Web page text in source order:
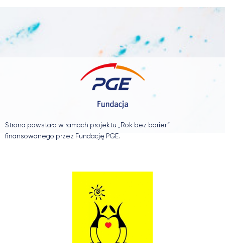
Strona powstała w ramach projektu „Rok bez barier”
finansowanego przez Fundację PGE.